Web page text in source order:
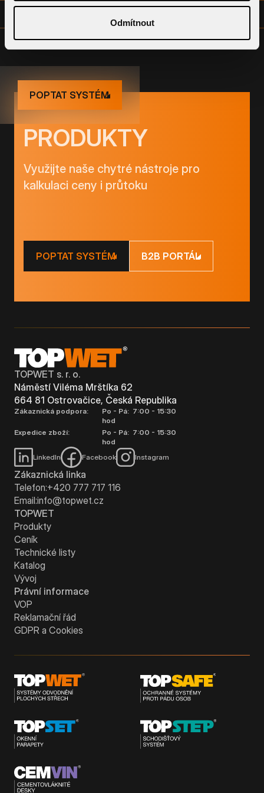
Odmítnout
POPTAT SYSTÉM
PRODUKTY
Využijte naše chytré nástroje pro
kalkulaci ceny i průtoku
B2B PORTÁL
POPTAT SYSTÉM
TOPWET s. r. o.
Náměstí Viléma Mrštíka 62
664 81 Ostrovačice, Česká Republika
Zákaznická podpora:
Po - Pá: 7:00 - 15:30
hod
Expedice zboží:
Po - Pá: 7:00 - 15:30
hod
LinkedIn
Facebook Instagram
Zákaznická linka
Telefon:+420 777 717 116
Email:info@topwet.cz
TOPWET
Produkty
Ceník
Technické listy
Katalog
Vývoj
Právní informace
VOP
Reklamační řád
GDPR a Cookies